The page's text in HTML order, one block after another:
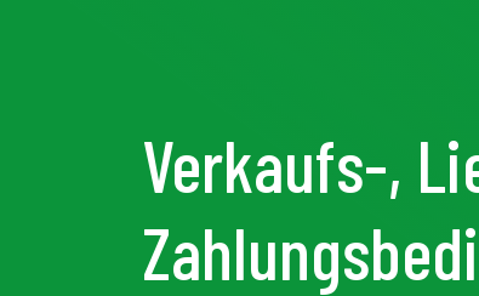
Verkaufs-,